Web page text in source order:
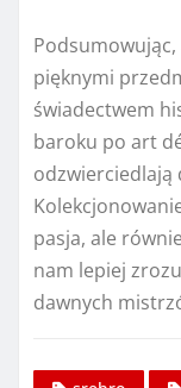
pięknymi
świadectwem
baroku po art
odzwierciedlają
pasja, ale
nam lepiej
dawnych